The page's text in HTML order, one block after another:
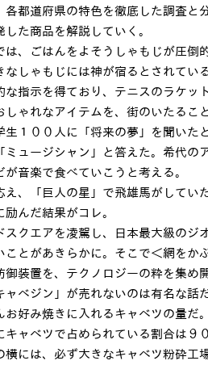
各都道府県の特色を徹底した調査と
た商品を解説していく。
、ごはんをよそうしゃもじが圧倒
なしゃもじには神が宿るとされてい
指示を得ており、テニスのラケッ
しゃれなアイテムを、街のいたるこ
１００人に「将来の夢」を聞いたと
ミュージシャン」と答えた。希代の
音楽で食べていこうと考える。
え、「巨人の星」で飛雄馬がしてい
んだ結果がコレ。
クエアを凌駕し、日本最大級のジ
ことがあきらかに。そこで＜網をか
装置を、テクノロジーの粋を集め
ベジン」が売れないのは有名な話だ
好み焼きに入れるキャベツの量だ
キャベツで占められている割合は９
横には、必ず大きなキャベツ粉砕工